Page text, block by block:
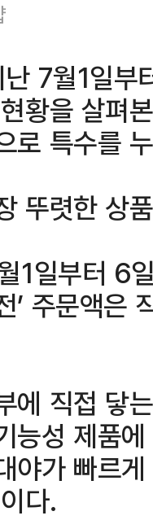
7월1일
황을 살펴
로 특수를
뚜렷한 상
1일부터 6
’ 주문액
에 직접 닿
능성 제품
야가 빠르
다.